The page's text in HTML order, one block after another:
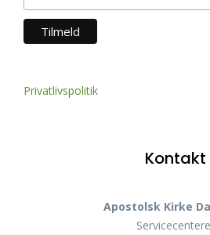
Privatlivspolitik
Kontakt
Apostolsk Kirke